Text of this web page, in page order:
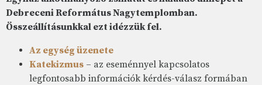
Debreceni Református Nagytemplomban.
Összeállításunkkal ezt idézzük fel.
Az egység üzenete
Katekizmus – az eseménnyel kapcsolatos
legfontosabb információk kérdés-válasz formában